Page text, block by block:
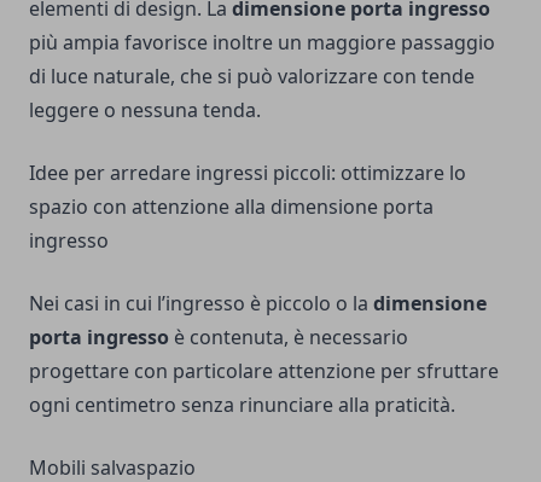
elementi di design. La dimensione porta ingresso
più ampia favorisce inoltre un maggiore passaggio
di luce naturale, che si può valorizzare con tende
leggere o nessuna tenda.
Idee per arredare ingressi piccoli: ottimizzare lo
spazio con attenzione alla dimensione porta
ingresso
Nei casi in cui l’ingresso è piccolo o la dimensione
porta ingresso è contenuta, è necessario
progettare con particolare attenzione per sfruttare
ogni centimetro senza rinunciare alla praticità.
Mobili salvaspazio